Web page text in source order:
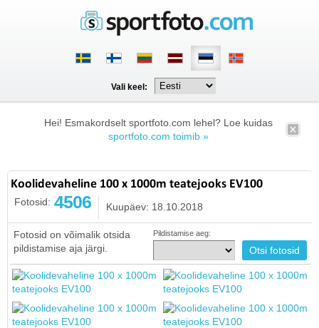
Vali keel:
Hei! Esmakordselt sportfoto.com lehel? Loe kuidas
sportfoto.com toimib »
Koolidevaheline 100 x 1000m teatejooks EV100
Fotosid: 4506 Kuupäev: 18.10.2018
Fotosid on võimalik otsida
pildistamise aja järgi.
Pildistamise aeg: